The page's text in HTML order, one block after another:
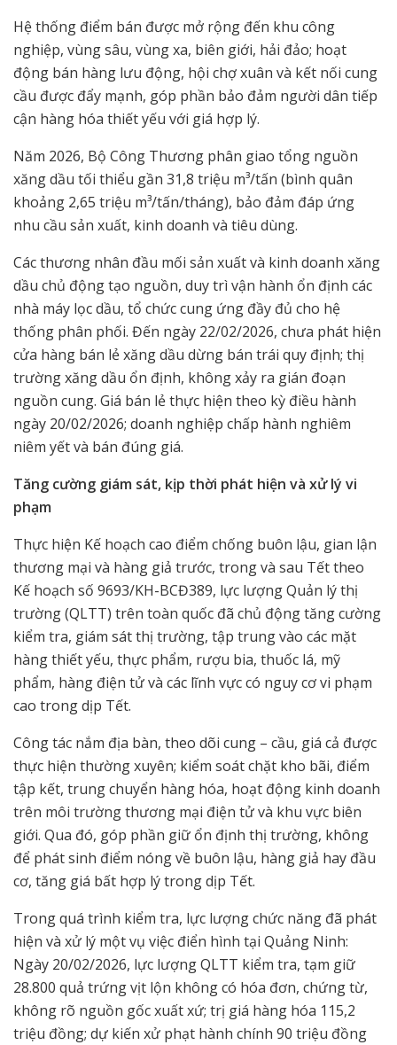
Hệ thống điểm bán được mở rộng đến khu công
nghiệp, vùng sâu, vùng xa, biên giới, hải đảo; hoạt
động bán hàng lưu động, hội chợ xuân và kết nối cung
cầu được đẩy mạnh, góp phần bảo đảm người dân tiếp
cận hàng hóa thiết yếu với giá hợp lý.
Năm 2026, Bộ Công Thương phân giao tổng nguồn
xăng dầu tối thiểu gần 31,8 triệu m³/tấn (bình quân
khoảng 2,65 triệu m³/tấn/tháng), bảo đảm đáp ứng
nhu cầu sản xuất, kinh doanh và tiêu dùng.
Các thương nhân đầu mối sản xuất và kinh doanh xăng
dầu chủ động tạo nguồn, duy trì vận hành ổn định các
nhà máy lọc dầu, tổ chức cung ứng đầy đủ cho hệ
thống phân phối. Đến ngày 22/02/2026, chưa phát hiện
cửa hàng bán lẻ xăng dầu dừng bán trái quy định; thị
trường xăng dầu ổn định, không xảy ra gián đoạn
nguồn cung. Giá bán lẻ thực hiện theo kỳ điều hành
ngày 20/02/2026; doanh nghiệp chấp hành nghiêm
niêm yết và bán đúng giá.
Tăng cường giám sát, kịp thời phát hiện và xử lý vi
phạm
Thực hiện Kế hoạch cao điểm chống buôn lậu, gian lận
thương mại và hàng giả trước, trong và sau Tết theo
Kế hoạch số 9693/KH-BCĐ389, lực lượng Quản lý thị
trường (QLTT) trên toàn quốc đã chủ động tăng cường
kiểm tra, giám sát thị trường, tập trung vào các mặt
hàng thiết yếu, thực phẩm, rượu bia, thuốc lá, mỹ
phẩm, hàng điện tử và các lĩnh vực có nguy cơ vi phạm
cao trong dịp Tết.
Công tác nắm địa bàn, theo dõi cung – cầu, giá cả được
thực hiện thường xuyên; kiểm soát chặt kho bãi, điểm
tập kết, trung chuyển hàng hóa, hoạt động kinh doanh
trên môi trường thương mại điện tử và khu vực biên
giới. Qua đó, góp phần giữ ổn định thị trường, không
để phát sinh điểm nóng về buôn lậu, hàng giả hay đầu
cơ, tăng giá bất hợp lý trong dịp Tết.
Trong quá trình kiểm tra, lực lượng chức năng đã phát
hiện và xử lý một vụ việc điển hình tại Quảng Ninh:
Ngày 20/02/2026, lực lượng QLTT kiểm tra, tạm giữ
28.800 quả trứng vịt lộn không có hóa đơn, chứng từ,
không rõ nguồn gốc xuất xứ; trị giá hàng hóa 115,2
triệu đồng; dự kiến xử phạt hành chính 90 triệu đồng